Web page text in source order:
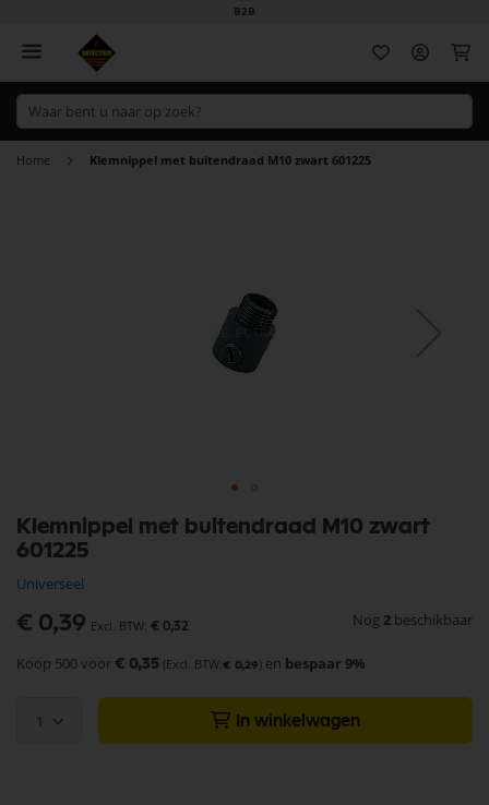
B2B
Home Klemnippel met buitendraad M10 zwart 601225
Klemnippel met buitendraad M10 zwart
601225
Universeel
€ 0,39 € 0,32 Nog 2 beschikbaar
Koop 500 voor € 0,35 € 0,29 en bespaar 9%
1 In winkelwagen
naar
het
van
de
afbeeldingen-